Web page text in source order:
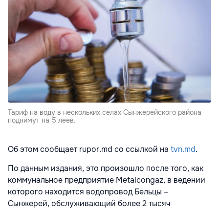
Тариф на воду в нескольких селах Сынжерейского района
поднимут на 5 леев.
Об этом сообщает rupor.md со ссылкой на tvn.md.
По данным издания, это произошло после того, как
коммунальное предприятие Metalcongaz, в ведении
которого находится водопровод Бельцы –
Сынжерей, обслуживающий более 2 тысяч